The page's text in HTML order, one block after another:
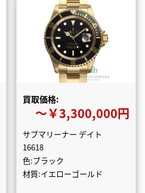
買取価格:
〜￥3,300,000円
サブマリーナー デイト
16618
色:ブラック
材質:イエローゴールド